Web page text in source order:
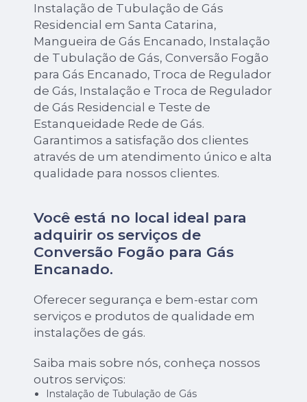
Instalação de Tubulação de Gás
Residencial em Santa Catarina,
Mangueira de Gás Encanado, Instalação
de Tubulação de Gás, Conversão Fogão
para Gás Encanado, Troca de Regulador
de Gás, Instalação e Troca de Regulador
de Gás Residencial e Teste de
Estanqueidade Rede de Gás.
Garantimos a satisfação dos clientes
através de um atendimento único e alta
qualidade para nossos clientes.
Você está no local ideal para
adquirir os serviços de
Conversão Fogão para Gás
Encanado.
Oferecer segurança e bem-estar com
serviços e produtos de qualidade em
instalações de gás.
Saiba mais sobre nós, conheça nossos
outros serviços:
Instalação de Tubulação de Gás